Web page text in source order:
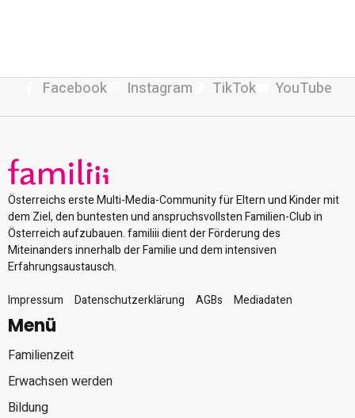
Facebook Instagram TikTok YouTube
Österreichs erste Multi-Media-Community für Eltern und Kinder mit
dem Ziel, den buntesten und anspruchsvollsten Familien-Club in
Österreich aufzubauen. familiii dient der Förderung des
Miteinanders innerhalb der Familie und dem intensiven
Erfahrungsaustausch.
Impressum
Datenschutzerklärung AGBs Mediadaten
Menü
Familienzeit
Erwachsen werden
Bildung